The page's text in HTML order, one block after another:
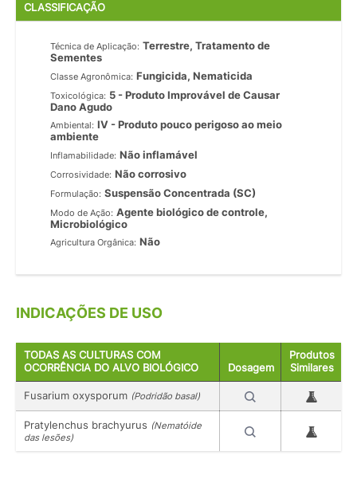
CLASSIFICAÇÃO
Técnica de Aplicação: Terrestre, Tratamento de
Sementes
Classe Agronômica: Fungicida, Nematicida
Toxicológica: 5 - Produto Improvável de Causar
Dano Agudo
Ambiental: IV - Produto pouco perigoso ao meio
ambiente
Inflamabilidade: Não inflamável
Corrosividade: Não corrosivo
Formulação: Suspensão Concentrada (SC)
Modo de Ação: Agente biológico de controle,
Microbiológico
Agricultura Orgânica: Não
INDICAÇÕES DE USO
TODAS AS CULTURAS COM
OCORRÊNCIA DO ALVO BIOLÓGICO
Dosagem
Produtos
Similares
Fusarium oxysporum (Podridão basal)
Pratylenchus brachyurus (Nematóide
das lesões)